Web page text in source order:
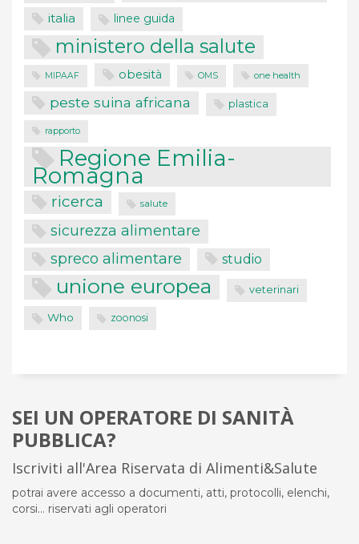
italia linee guida
ministero della salute
MIPAAF obesità OMS one health
peste suina africana plastica
rapporto
Regione Emilia-
Romagna
ricerca salute
sicurezza alimentare
spreco alimentare studio
unione europea veterinari
Who zoonosi
SEI UN OPERATORE DI SANITÀ
PUBBLICA?
Iscriviti all'Area Riservata di Alimenti&Salute
potrai avere accesso a documenti, atti, protocolli, elenchi,
corsi... riservati agli operatori